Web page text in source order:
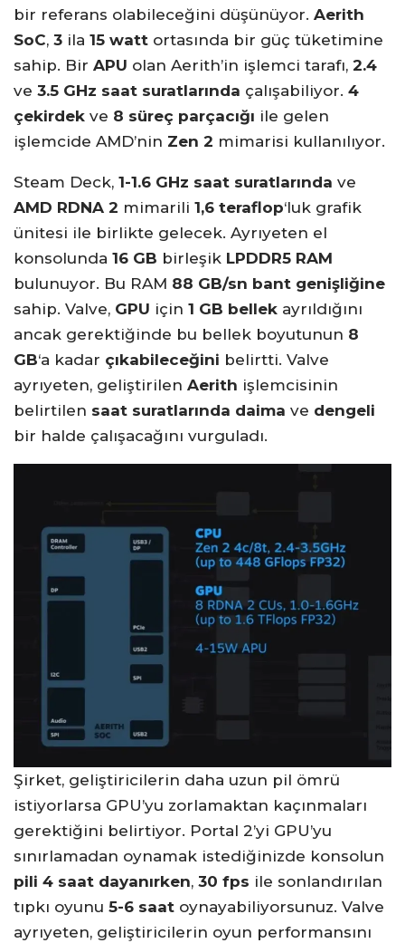
bir referans olabileceğini düşünüyor. Aerith
SoC, 3 ila 15 watt ortasında bir güç tüketimine
sahip. Bir APU olan Aerith’in işlemci tarafı, 2.4
ve 3.5 GHz saat suratlarında çalışabiliyor. 4
çekirdek ve 8 süreç parçacığı ile gelen
işlemcide AMD’nin Zen 2 mimarisi kullanılıyor.
Steam Deck, 1-1.6 GHz saat suratlarında ve
AMD RDNA 2 mimarili 1,6 teraflop‘luk grafik
ünitesi ile birlikte gelecek. Ayrıyeten el
konsolunda 16 GB birleşik LPDDR5 RAM
bulunuyor. Bu RAM 88 GB/sn bant genişliğine
sahip. Valve, GPU için 1 GB bellek ayrıldığını
ancak gerektiğinde bu bellek boyutunun 8
GB‘a kadar çıkabileceğini belirtti. Valve
ayrıyeten, geliştirilen Aerith işlemcisinin
belirtilen saat suratlarında daima ve dengeli
bir halde çalışacağını vurguladı.
Şirket, geliştiricilerin daha uzun pil ömrü
istiyorlarsa GPU’yu zorlamaktan kaçınmaları
gerektiğini belirtiyor. Portal 2’yi GPU’yu
sınırlamadan oynamak istediğinizde konsolun
pili 4 saat dayanırken, 30 fps ile sonlandırılan
tıpkı oyunu 5-6 saat oynayabiliyorsunuz. Valve
ayrıyeten, geliştiricilerin oyun performansını